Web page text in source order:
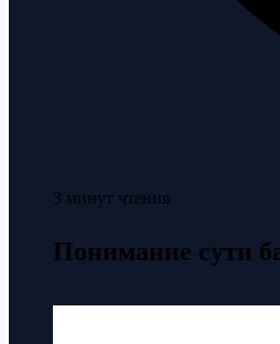
3 минут чтения
Понимание сути